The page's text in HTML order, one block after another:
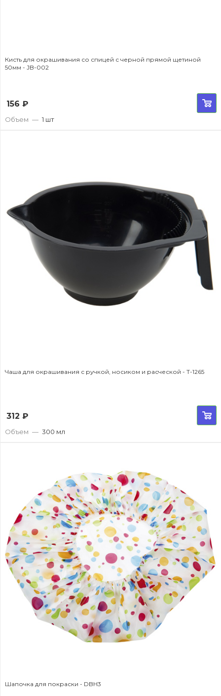
Кисть для окрашивания со спицей с черной прямой щетиной
50мм - JB-002
156 ₽
Объем — 1 шт
Чаша для окрашивания с ручкой, носиком и расческой - T-1265
312 ₽
Объем — 300 мл
Шапочка для покраски - DBH3